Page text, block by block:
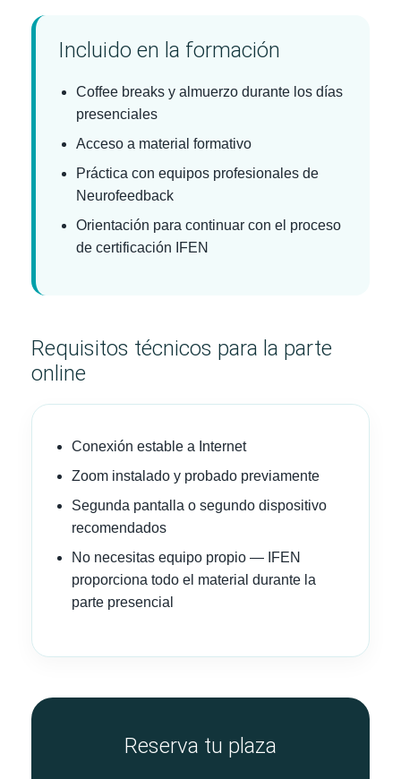
Incluido en la formación
Coffee breaks y almuerzo durante los días
presenciales
Acceso a material formativo
Práctica con equipos profesionales de
Neurofeedback
Orientación para continuar con el proceso
de certificación IFEN
Requisitos técnicos para la parte
online
Conexión estable a Internet
Zoom instalado y probado previamente
Segunda pantalla o segundo dispositivo
recomendados
No necesitas equipo propio — IFEN
proporciona todo el material durante la
parte presencial
Reserva tu plaza